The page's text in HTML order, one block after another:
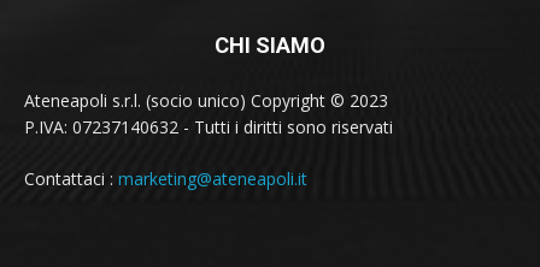
CHI SIAMO
Ateneapoli s.r.l. (socio unico) Copyright © 2023
P.IVA: 07237140632 - Tutti i diritti sono riservati
Contattaci : marketing@ateneapoli.it